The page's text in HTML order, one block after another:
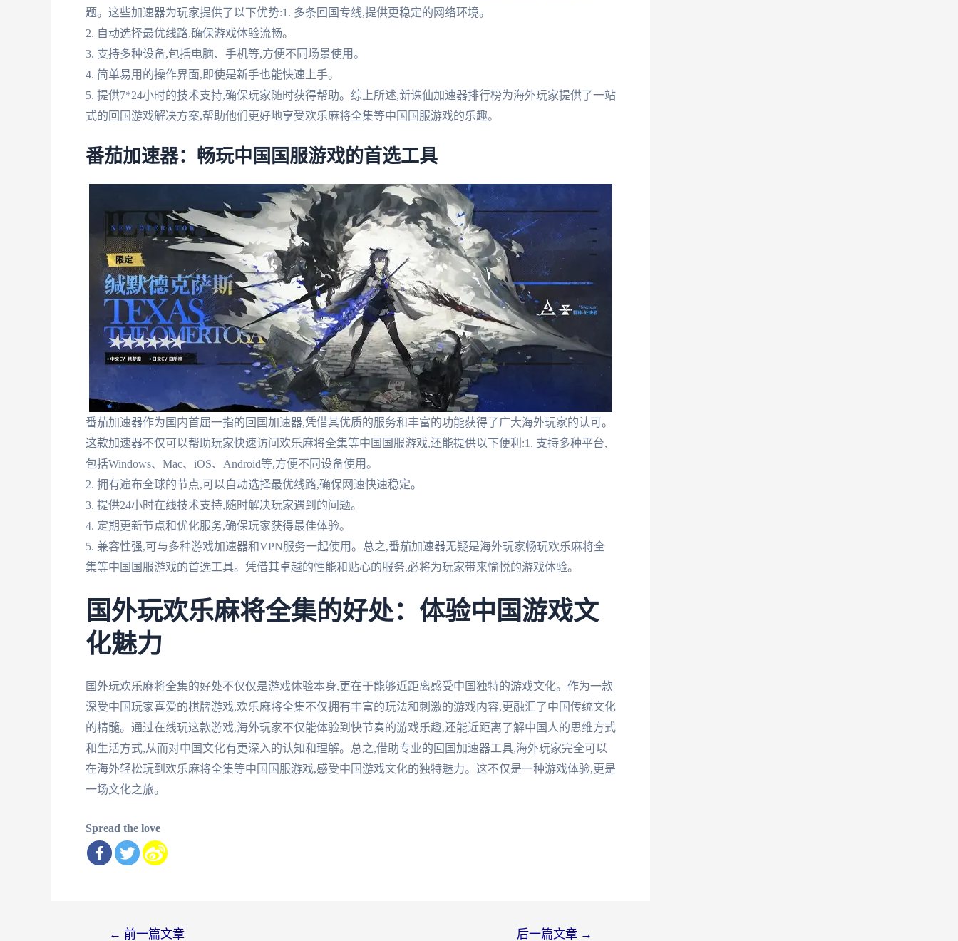
题。这些加速器为玩家提供了以下优势:1. 多条回国专线,提供更稳定的网络环境。
2. 自动选择最优线路,确保游戏体验流畅。
3. 支持多种设备,包括电脑、手机等,方便不同场景使用。
4. 简单易用的操作界面,即使是新手也能快速上手。
5. 提供7*24小时的技术支持,确保玩家随时获得帮助。综上所述,新诛仙加速器排行榜为海外玩家提供了一站
式的回国游戏解决方案,帮助他们更好地享受欢乐麻将全集等中国国服游戏的乐趣。
番茄加速器：畅玩中国国服游戏的首选工具
番茄加速器作为国内首屈一指的回国加速器,凭借其优质的服务和丰富的功能获得了广大海外玩家的认可。
这款加速器不仅可以帮助玩家快速访问欢乐麻将全集等中国国服游戏,还能提供以下便利:1. 支持多种平台,
包括Windows、Mac、iOS、Android等,方便不同设备使用。
2. 拥有遍布全球的节点,可以自动选择最优线路,确保网速快速稳定。
3. 提供24小时在线技术支持,随时解决玩家遇到的问题。
4. 定期更新节点和优化服务,确保玩家获得最佳体验。
5. 兼容性强,可与多种游戏加速器和VPN服务一起使用。总之,番茄加速器无疑是海外玩家畅玩欢乐麻将全
集等中国国服游戏的首选工具。凭借其卓越的性能和贴心的服务,必将为玩家带来愉悦的游戏体验。
国外玩欢乐麻将全集的好处：体验中国游戏文
化魅力
国外玩欢乐麻将全集的好处不仅仅是游戏体验本身,更在于能够近距离感受中国独特的游戏文化。作为一款
深受中国玩家喜爱的棋牌游戏,欢乐麻将全集不仅拥有丰富的玩法和刺激的游戏内容,更融汇了中国传统文化
的精髓。通过在线玩这款游戏,海外玩家不仅能体验到快节奏的游戏乐趣,还能近距离了解中国人的思维方式
和生活方式,从而对中国文化有更深入的认知和理解。总之,借助专业的回国加速器工具,海外玩家完全可以
在海外轻松玩到欢乐麻将全集等中国国服游戏,感受中国游戏文化的独特魅力。这不仅是一种游戏体验,更是
一场文化之旅。
Spread the love
← 前一篇文章 后一篇文章 →